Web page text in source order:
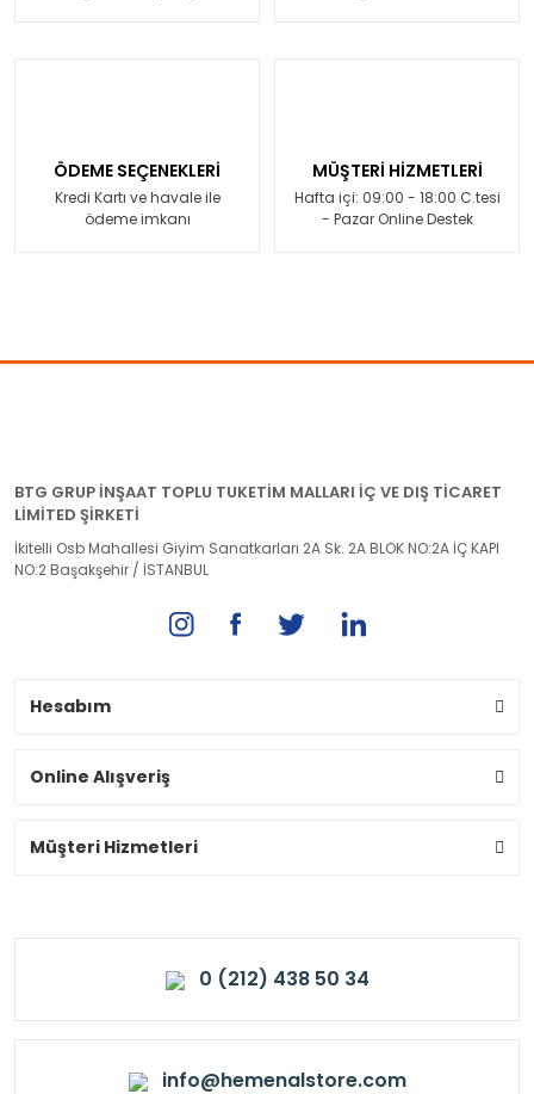
ÖDEME SEÇENEKLERİ
Kredi Kartı ve havale ile
ödeme imkanı
MÜŞTERİ HİZMETLERİ
Hafta içi: 09:00 - 18:00 C.tesi
- Pazar Online Destek
BTG GRUP İNŞAAT TOPLU TUKETİM MALLARI İÇ VE DIŞ TİCARET
LİMİTED ŞİRKETİ
İkitelli Osb Mahallesi Giyim Sanatkarları 2A Sk. 2A BLOK NO:2A İÇ KAPI
NO:2 Başakşehir / İSTANBUL
Hesabım
Online Alışveriş
Müşteri Hizmetleri
0 (212) 438 50 34
info@hemenalstore.com